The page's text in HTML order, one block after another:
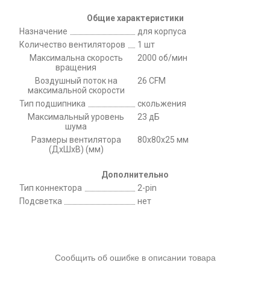
Общие характеристики
Назначение
для корпуса
Количество вентиляторов
1 шт
Максимальна скорость
вращения
2000 об/мин
Воздушный поток на
максимальной скорости
26 CFM
Тип подшипника
скольжения
Максимальный уровень
шума
23 дБ
Размеры вентилятора
(ДхШхВ) (мм)
80x80x25 мм
Дополнительно
Тип коннектора
2-pin
Подсветка
нет
Сообщить об ошибке в описании товара